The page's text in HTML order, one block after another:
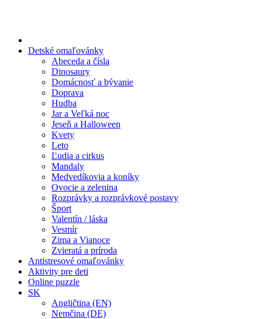
Detské omaľovánky
Abeceda a čísla
Dinosaury
Domácnosť a bývanie
Doprava
Hudba
Jar a Veľká noc
Jeseň a Halloween
Kvety
Leto
Ľudia a cirkus
Mandaly
Medvedíkovia a koníky
Ovocie a zelenina
Rozprávky a rozprávkové postavy
Šport
Valentín / láska
Vesmír
Zima a Vianoce
Zvieratá a príroda
Antistresové omaľovánky
Aktivity pre deti
Online puzzle
SK
Angličtina (EN)
Nemčina (DE)